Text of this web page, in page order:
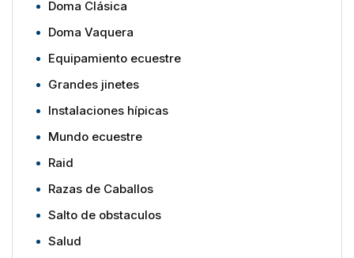
Doma Clásica
Doma Vaquera
Equipamiento ecuestre
Grandes jinetes
Instalaciones hípicas
Mundo ecuestre
Raid
Razas de Caballos
Salto de obstaculos
Salud